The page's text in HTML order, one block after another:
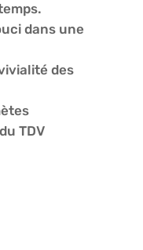
dans une
des
TDV